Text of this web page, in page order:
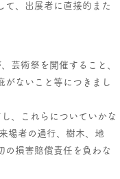
て、出展者に直接的また
芸術祭を開催すること、
がないこと等につきまし
、これらについていかな
場者の通行、樹木、地
の損害賠償責任を負わな